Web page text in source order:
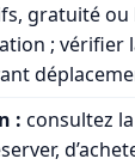
gratuité
; vérifier
: consultez